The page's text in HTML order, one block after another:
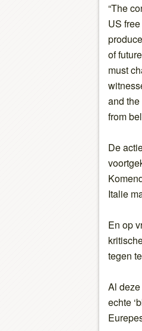
“The
US
of
must
and
from
De
Italie
En op
tegen
Al
echte